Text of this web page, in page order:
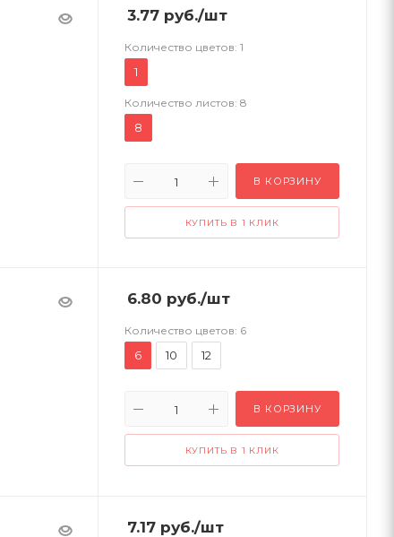
3.77 руб./шт
Количество цветов: 1
1
Количество листов: 8
8
В КОРЗИНУ
КУПИТЬ В 1 КЛИК
6.80 руб./шт
Количество цветов: 6
6 10 12
В КОРЗИНУ
КУПИТЬ В 1 КЛИК
7.17 руб./шт